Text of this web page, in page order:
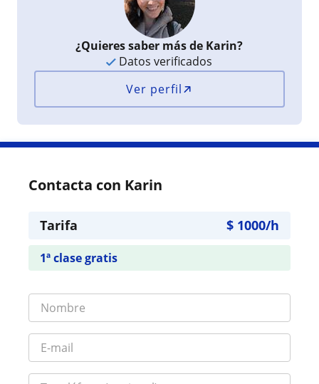
¿Quieres saber más de Karin?
Datos verificados
Ver perfil
Contacta con Karin
Tarifa $ 1000/h
1ª clase gratis